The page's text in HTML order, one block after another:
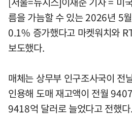
름을 가늠할 수 있는 2026년 5
0.1% 증가했다고 마켓워치와
보도했다.
매체는 상무부 인구조사국이 전
인용해 도매 재고액이 전월
9418억 달러로 늘었다고 전했다.